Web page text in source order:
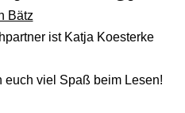
Bätz
ist Katja Koesterke
euch viel Spaß beim Lesen!